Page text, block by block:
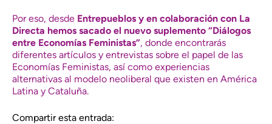
Por eso, desde Entrepueblos y en colaboración con La
Directa hemos sacado el nuevo suplemento “Diálogos
entre Economías Feministas”, donde encontrarás
diferentes artículos y entrevistas sobre el papel de las
Economías Feministas, así como experiencias
alternativas al modelo neoliberal que existen en América
Latina y Cataluña.
Compartir esta entrada: